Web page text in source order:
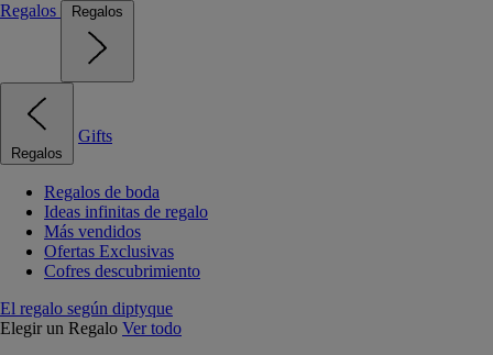
Regalos
Regalos
Regalos
Gifts
Regalos de boda
Ideas infinitas de regalo
Más vendidos
Ofertas Exclusivas
Cofres descubrimiento
El regalo según diptyque
Elegir un Regalo Ver todo